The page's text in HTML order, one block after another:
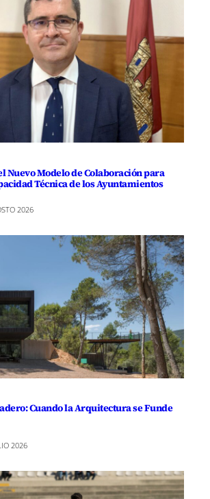
Nuevo Modelo de Colaboración para
Técnica de los Ayuntamientos
2026
Cuando la Arquitectura se Funde
2026